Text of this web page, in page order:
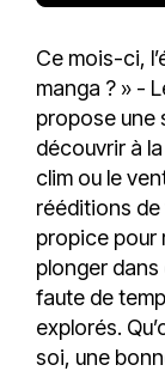
Ce mois-ci,
manga ? » -
propose une
découvrir à
clim ou le
rééditions de
propice pour
plonger dans
faute de
explorés.
soi, une